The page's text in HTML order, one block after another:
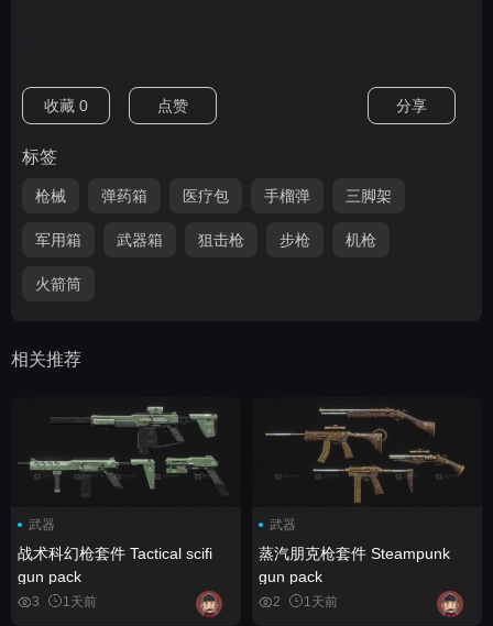
收藏 0 点赞 分享
标签
枪械 弹药箱 医疗包 手榴弹 三脚架
军用箱 武器箱 狙击枪 步枪 机枪
火箭筒
相关推荐
武器
战术科幻枪套件 Tactical scifi
gun pack
3 1天前
武器
蒸汽朋克枪套件 Steampunk
gun pack
2 1天前